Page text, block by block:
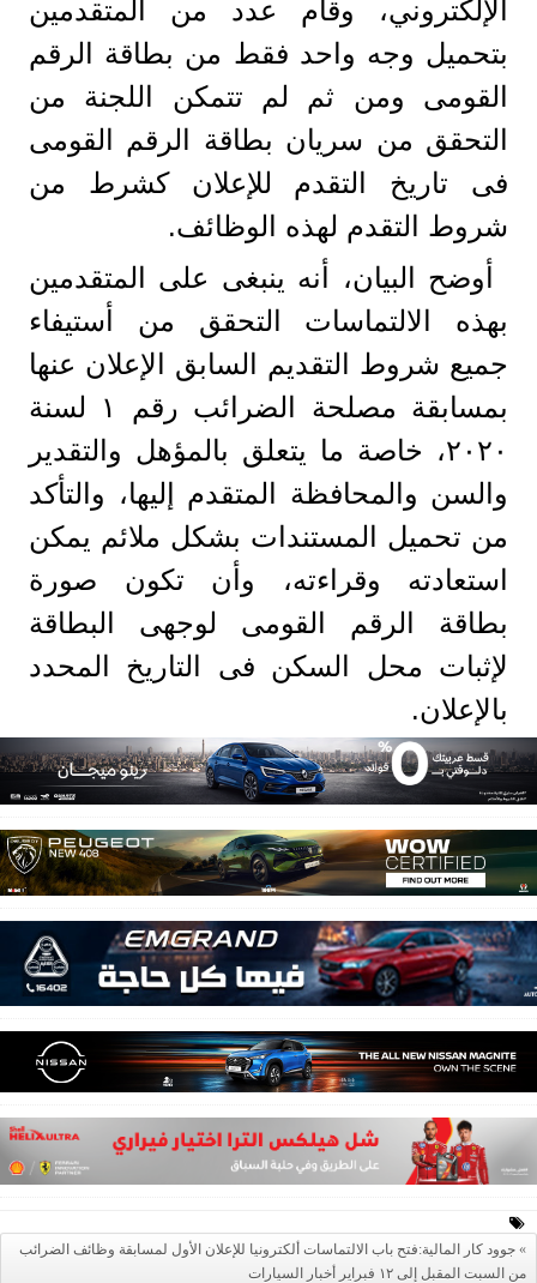
الإلكتروني، وقام عدد من المتقدمين
بتحميل وجه واحد فقط من بطاقة الرقم
القومى ومن ثم لم تتمكن اللجنة من
التحقق من سريان بطاقة الرقم القومى
فى تاريخ التقدم للإعلان كشرط من
شروط التقدم لهذه الوظائف.
أوضح البيان، أنه ينبغى على المتقدمين
بهذه الالتماسات التحقق من أستيفاء
جميع شروط التقديم السابق الإعلان عنها
بمسابقة مصلحة الضرائب رقم ١ لسنة
٢٠٢٠، خاصة ما يتعلق بالمؤهل والتقدير
والسن والمحافظة المتقدم إليها، والتأكد
من تحميل المستندات بشكل ملائم يمكن
استعادته وقراءته، وأن تكون صورة
بطاقة الرقم القومى لوجهى البطاقة
لإثبات محل السكن فى التاريخ المحدد
بالإعلان.
جوود كار المالية:فتح باب الالتماسات ألكترونيا للإعلان الأول لمسابقة وظائف الضرائب
من السبت المقبل إلى ١٢ فبراير أخبار السيارات